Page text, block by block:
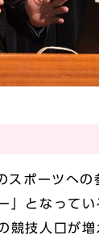
ポーツへ
」となって
競技人口が